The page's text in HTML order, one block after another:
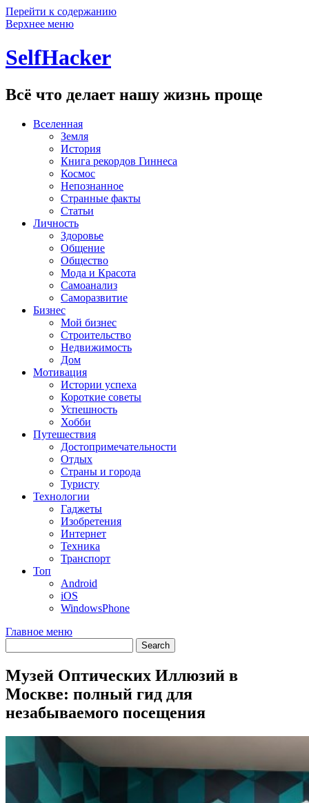
Перейти к содержанию
Верхнее меню
SelfHacker
Всё что делает нашу жизнь проще
Вселенная
Земля
История
Книга рекордов Гиннеса
Космос
Непознанное
Странные факты
Статьи
Личность
Здоровье
Общение
Общество
Мода и Красота
Самоанализ
Саморазвитие
Бизнес
Мой бизнес
Строительство
Недвижимость
Дом
Мотивация
Истории успеха
Короткие советы
Успешность
Хобби
Путешествия
Достопримечательности
Отдых
Страны и города
Туристу
Технологии
Гаджеты
Изобретения
Интернет
Техника
Транспорт
Топ
Android
iOS
WindowsPhone
Главное меню
Музей Оптических Иллюзий в
Москве: полный гид для
незабываемого посещения